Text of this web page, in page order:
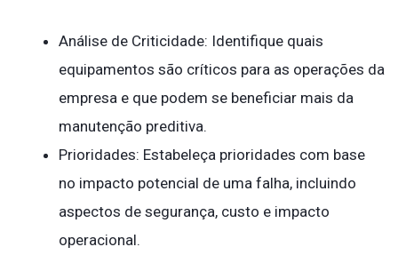
Análise de Criticidade: Identifique quais
equipamentos são críticos para as operações da
empresa e que podem se beneficiar mais da
manutenção preditiva.
Prioridades: Estabeleça prioridades com base
no impacto potencial de uma falha, incluindo
aspectos de segurança, custo e impacto
operacional.